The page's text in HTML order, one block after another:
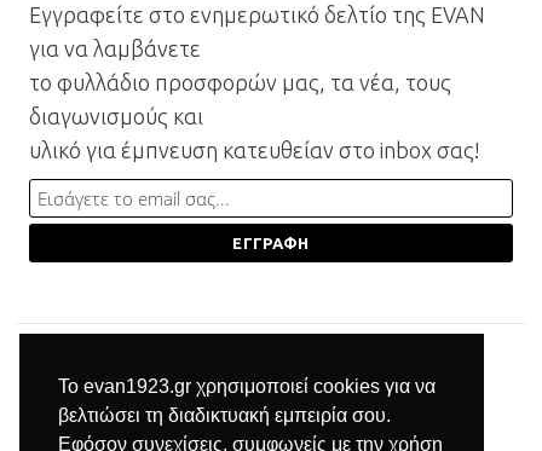
Το evan1923.gr χρησιμοποιεί cookies για να
βελτιώσει τη διαδικτυακή εμπειρία σου.
Εφόσον συνεχίσεις, συμφωνείς με την χρήση
Εγγραφείτε στο ενημερωτικό δελτίο της EVAN
για να λαμβάνετε
το φυλλάδιο προσφορών μας, τα νέα, τους
διαγωνισμούς και
υλικό για έμπνευση κατευθείαν στο inbox σας!